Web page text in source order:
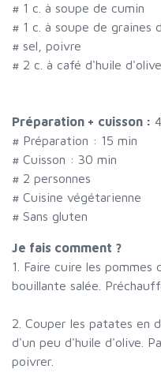
# 1 c. à soupe de cumin
# 1 c. à soupe de graines
# sel, poivre
# 2 c. à café d'huile d'olive
Préparation + cuisson :
# Préparation : 15 min
# Cuisson : 30 min
# 2 personnes
# Cuisine végétarienne
# Sans gluten
Je fais comment ?
1. Faire cuire les
bouillante salée.
2. Couper les patates en
d'un peu d'huile d'olive.
poivrer.